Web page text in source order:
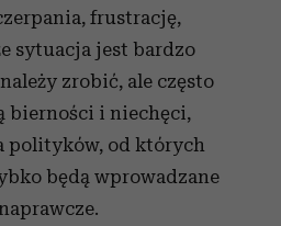
frustrację,
sytuacja jest bardzo
zrobić, ale często
bierności i niechęci,
polityków, od których
będą wprowadzane